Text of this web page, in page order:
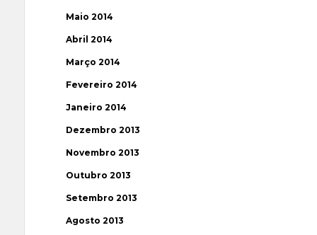
Maio 2014
Abril 2014
Março 2014
Fevereiro 2014
Janeiro 2014
Dezembro 2013
Novembro 2013
Outubro 2013
Setembro 2013
Agosto 2013